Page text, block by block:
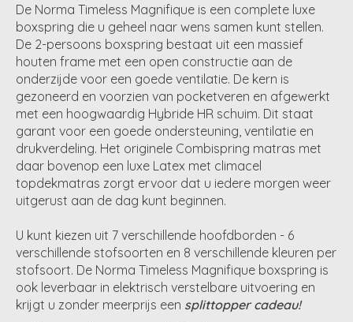
De Norma Timeless Magnifique is een complete luxe
boxspring die u geheel naar wens samen kunt stellen.
De 2-persoons boxspring bestaat uit een massief
houten frame met een open constructie aan de
onderzijde voor een goede ventilatie. De kern is
gezoneerd en voorzien van pocketveren en afgewerkt
met een hoogwaardig Hybride HR schuim. Dit staat
garant voor een goede ondersteuning, ventilatie en
drukverdeling. Het originele Combispring matras met
daar bovenop een luxe Latex met climacel
topdekmatras zorgt ervoor dat u iedere morgen weer
uitgerust aan de dag kunt beginnen.
U kunt kiezen uit 7 verschillende hoofdborden - 6
verschillende stofsoorten en 8 verschillende kleuren per
stofsoort. De Norma Timeless Magnifique boxspring is
ook leverbaar in elektrisch verstelbare uitvoering en
krijgt u zonder meerprijs een splittoppercadeau!